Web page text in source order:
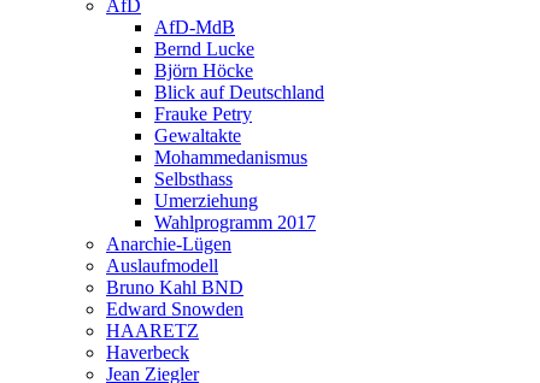
AfD
AfD-MdB
Bernd Lucke
Björn Höcke
Blick auf Deutschland
Frauke Petry
Gewaltakte
Mohammedanismus
Selbsthass
Umerziehung
Wahlprogramm 2017
Anarchie-Lügen
Auslaufmodell
Bruno Kahl BND
Edward Snowden
HAARETZ
Haverbeck
Jean Ziegler